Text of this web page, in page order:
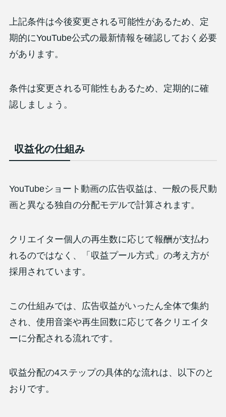
上記条件は今後変更される可能性があるため、定
期的にYouTube公式の最新情報を確認しておく必要
があります。
条件は変更される可能性もあるため、定期的に確
認しましょう。
収益化の仕組み
YouTubeショート動画の広告収益は、一般の長尺動
画と異なる独自の分配モデルで計算されます。
クリエイター個人の再生数に応じて報酬が支払わ
れるのではなく、「収益プール方式」の考え方が
採用されています。
この仕組みでは、広告収益がいったん全体で集約
され、使用音楽や再生回数に応じて各クリエイタ
ーに分配される流れです。
収益分配の4ステップの具体的な流れは、以下のと
おりです。